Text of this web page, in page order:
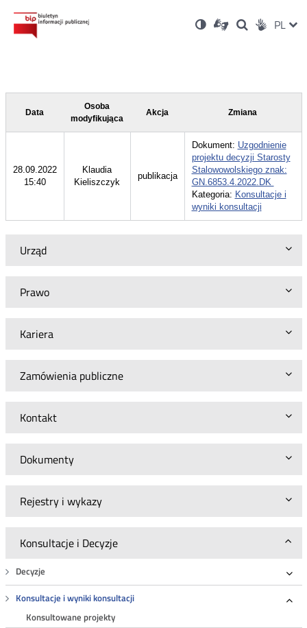
Ustawienia
Wersja
kontrastowa
Dla
niesłyszących
OtwórzOtwórz
w
Otwórz
w
Social PL
Urząd
Prawo
Kariera
Zamówienia publiczne
Kontakt
Dokumenty
Rejestry i wykazy
Konsultacje i Decyzje
Decyzje
Konsultacje i wyniki konsultacji
Konsultowane projekty
Data
Osoba
modyfikująca
Akcja Zmiana
28.09.2022
15:40
Klaudia
Kieliszczyk
publikacja
Dokument: Uzgodnienie
projektu decyzji Starosty
Stalowowolskiego znak:
GN.6853.4.2022.DK
Kategoria: Konsultacje i
wyniki konsultacji